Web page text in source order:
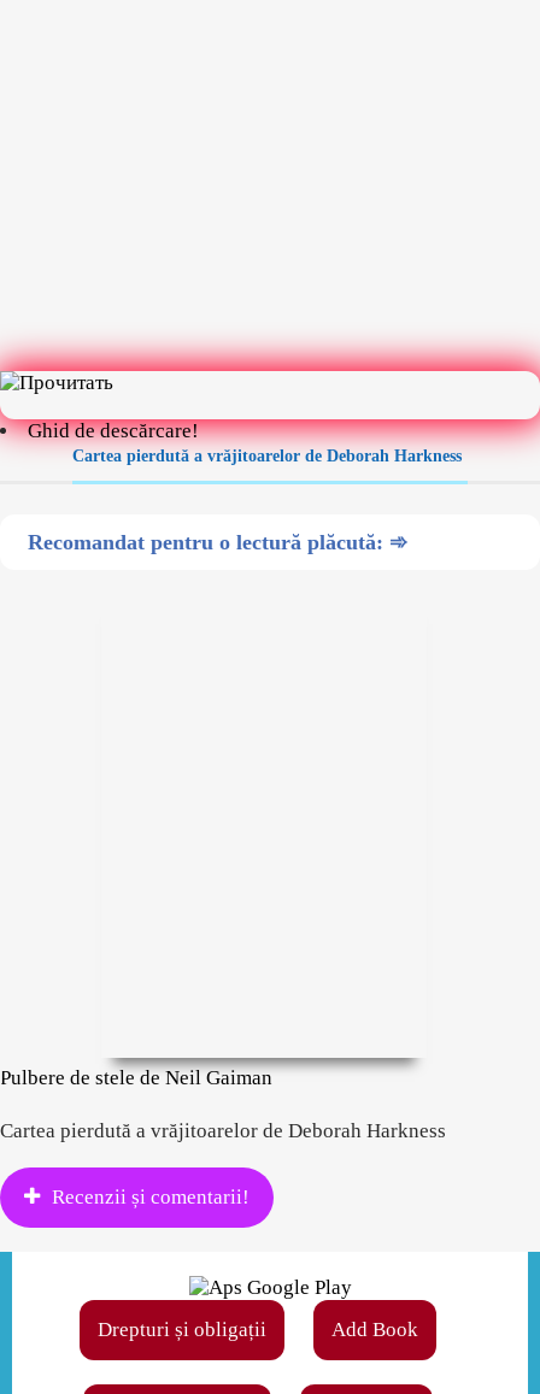
Ghid de descărcare!
Cartea pierdută a vrăjitoarelor de Deborah Harkness
Recomandat pentru o lectură plăcută: ➾
Pulbere de stele de Neil Gaiman
Cartea pierdută a vrăjitoarelor de Deborah Harkness
Recenzii și comentarii!
Drepturi și obligații Add Book